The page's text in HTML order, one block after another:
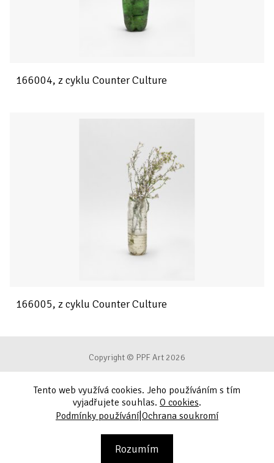
166004, z cyklu Counter Culture
166005, z cyklu Counter Culture
Copyright © PPF Art 2026
Podmínky používání
Ochrana soukromí
Tento web využívá cookies. Jeho používáním s tím
vyjadřujete souhlas. O cookies.
Podmínky používání|Ochrana soukromí
Rozumím